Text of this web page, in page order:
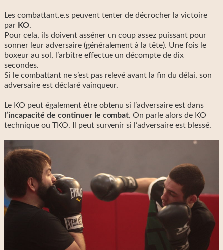
Les combattant.e.s peuvent tenter de décrocher la victoire
par KO.
Pour cela, ils doivent asséner un coup assez puissant pour
sonner leur adversaire (généralement à la tête). Une fois le
boxeur au sol, l’arbitre effectue un décompte de dix
secondes.
Si le combattant ne s’est pas relevé avant la fin du délai, son
adversaire est déclaré vainqueur.
Le KO peut également être obtenu si l’adversaire est dans
l’incapacité de continuer le combat. On parle alors de KO
technique ou TKO. Il peut survenir si l’adversaire est blessé.